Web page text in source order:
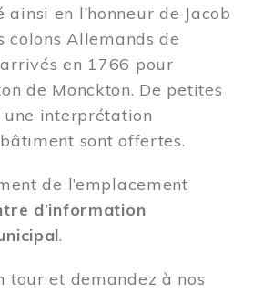
ainsi en l’honneur de Jacob
colons Allemands de
en 1766 pour
de Monckton. De petites
interprétation
sont offertes.
de l’emplacement
d’information
.
tour et demandez à nos